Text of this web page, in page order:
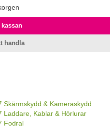
handla
Skärmskydd & Kameraskydd
Laddare, Kablar & Hörlurar
Fodral